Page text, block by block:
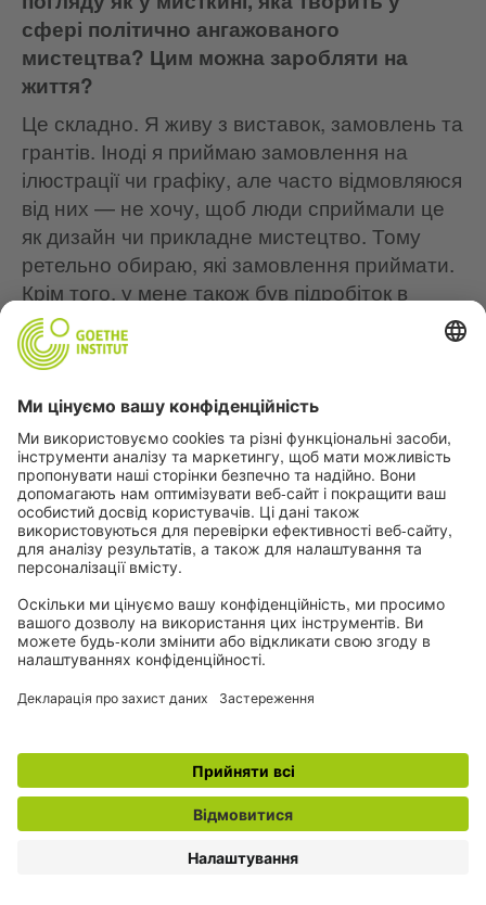
сфері політично ангажованого
мистецтва? Цим можна заробляти на
життя?
Це складно. Я живу з виставок, замовлень та
грантів. Іноді я приймаю замовлення на
ілюстрації чи графіку, але часто відмовляюся
від них — не хочу, щоб люди сприймали це
як дизайн чи прикладне мистецтво. Тому
ретельно обираю, які замовлення приймати.
Крім того, у мене також був підробіток в
Amazon, і я намагаюся заощаджувати.
Найкраща підтримка для митців — коли люди
купують їхні роботи. На гранти покладатися
не можна, з ними треба багато звітувати й
сподіватися на успіх заявки.
Тобто це поєднання різних джерел
доходу. Цікаво дізнатися, як виглядає
реальність мисткині.
Саме так. Водночас люди часто купують мої
роботи тому, що вірять у сенс моєї праці.
Мені це важливо, це свідчить, що я на
правильному шляху. Іноді хтось посилає
мені, наприклад, три євро, щоб підтримати,
платформа, через яку це проходить.
Водночас це мені полегшує адміністративну
роботу.